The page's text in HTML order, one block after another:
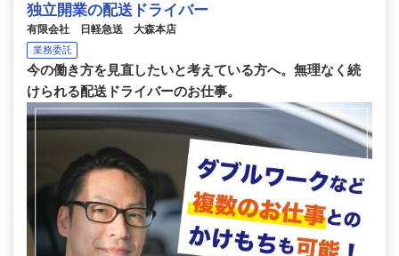
独立開業の配送ドライバー
有限会社 日軽急送 大森本店
業務委託
今の働き方を見直したいと考えている方へ。無理なく続
けられる配送ドライバーのお仕事。